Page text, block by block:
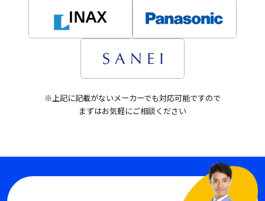
※上記に記載がないメーカーでも対応可能ですので
まずはお気軽にご相談ください